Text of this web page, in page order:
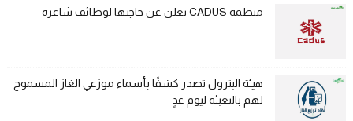
منظمة CADUS تعلن عن حاجتها لوظائف شاغرة
هيئة البترول تصدر كشفًا بأسماء موزعي الغاز المسموح
لهم بالتعبئة ليوم غدٍ